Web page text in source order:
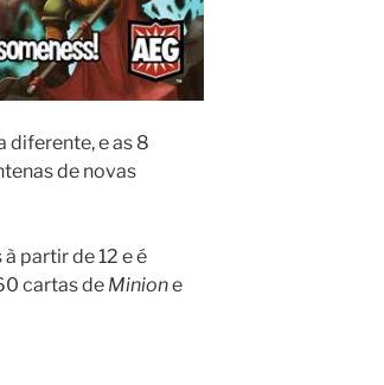
diferente, e as 8
de novas
partir de 12 e é
cartas de Minione